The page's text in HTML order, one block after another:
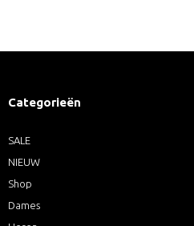
Categorieën
SALE
NIEUW
Shop
Dames